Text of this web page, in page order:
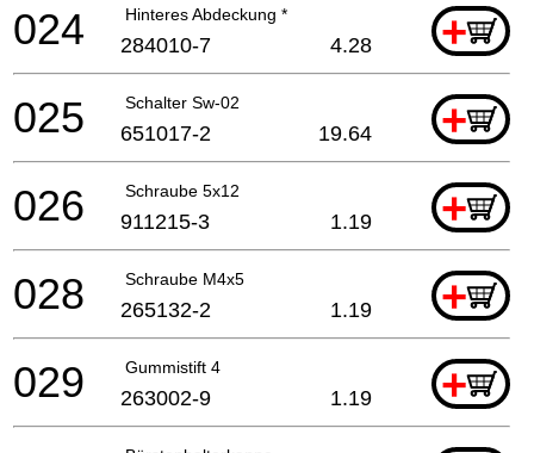
Hinteres Abdeckung * +
024 284010-7 4.28
Schalter Sw-02 +
025 651017-2 19.64
Schraube 5x12 +
026 911215-3 1.19
Schraube M4x5 +
028 265132-2 1.19
Gummistift 4 +
029 263002-9 1.19